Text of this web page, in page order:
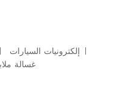
إلكترونيات السيارات
غسالة